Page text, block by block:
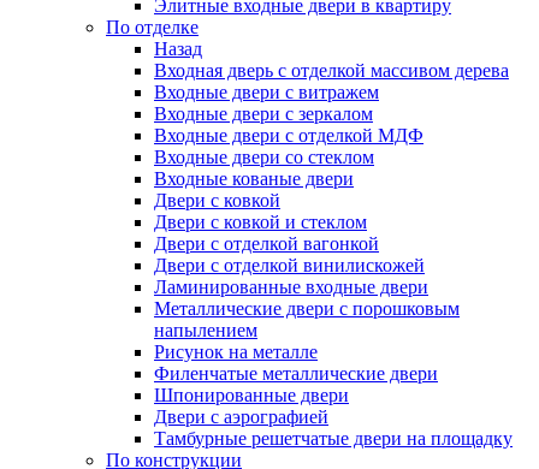
Элитные входные двери в квартиру
По отделке
Назад
Входная дверь с отделкой массивом дерева
Входные двери с витражем
Входные двери с зеркалом
Входные двери с отделкой МДФ
Входные двери со стеклом
Входные кованые двери
Двери с ковкой
Двери с ковкой и стеклом
Двери с отделкой вагонкой
Двери с отделкой винилискожей
Ламинированные входные двери
Металлические двери с порошковым
напылением
Рисунок на металле
Филенчатые металлические двери
Шпонированные двери
Двери с аэрографией
Тамбурные решетчатые двери на площадку
По конструкции